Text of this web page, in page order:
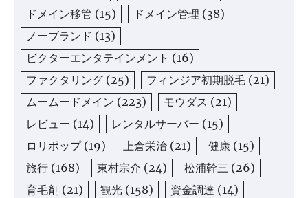
ドメイン移管 (15) ドメイン管理 (38)
ノーブランド (13)
ビクターエンタテインメント (16)
ファクタリング (25) フィンジア初期脱毛 (21)
ムームードメイン (223) モウダス (21)
レビュー (14) レンタルサーバー (15)
ロリポップ(19) 上倉栄治 (21) 健康 (15)
旅行 (168) 東村宗介 (24) 松浦幹三 (26)
育毛剤 (21) 観光 (158) 資金調達 (14)